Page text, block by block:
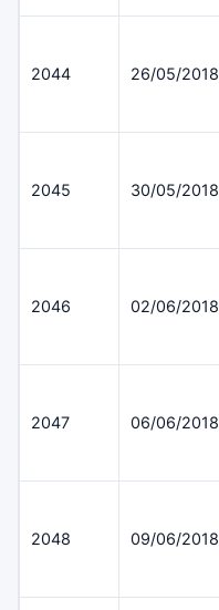
2044 26/05/2018
2045 30/05/2018
2046 02/06/2018
2047 06/06/2018
2048 09/06/2018